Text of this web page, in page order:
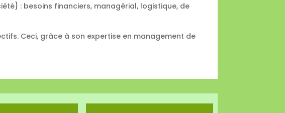
: besoins financiers, managérial, logistique, de
Ceci, grâce à son expertise en management de